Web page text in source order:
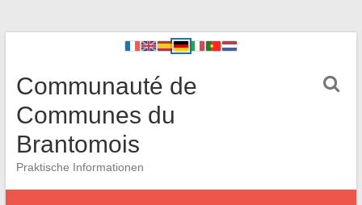
Communauté de
Communes du
Brantomois
Praktische Informationen